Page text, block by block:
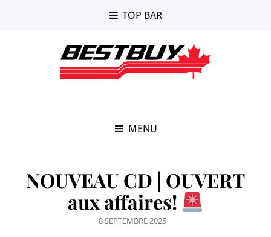
TOP BAR
MENU
NOUVEAU CD | OUVERT
aux affaires!
POSTED
8 SEPTEMBRE 2025